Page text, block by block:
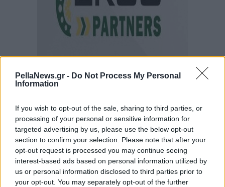
PellaNews.gr - Do Not Process My Personal
Information
If you wish to opt-out of the sale, sharing to third parties, or
processing of your personal or sensitive information for
targeted advertising by us, please use the below opt-out
section to confirm your selection. Please note that after your
opt-out request is processed you may continue seeing
interest-based ads based on personal information utilized by
us or personal information disclosed to third parties prior to
your opt-out. You may separately opt-out of the further